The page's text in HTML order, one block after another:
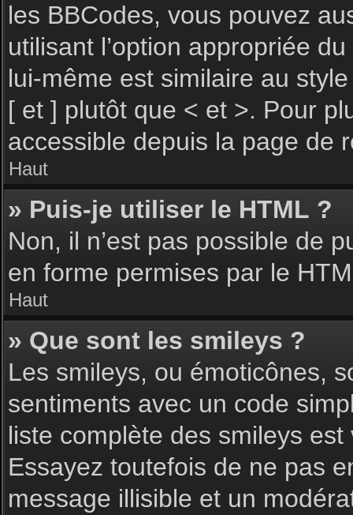
les BBCodes, vous pouvez
utilisant l’option appropriée
lui-même est similaire au
[ et ] plutôt que < et >. Pour
accessible depuis la page de
Haut
» Puis-je utiliser le HTML ?
Non, il n’est pas possible de
en forme permises par le
Haut
» Que sont les smileys ?
Les smileys, ou émoticônes,
sentiments avec un code
liste complète des smileys
Essayez toutefois de ne pas
message illisible et un